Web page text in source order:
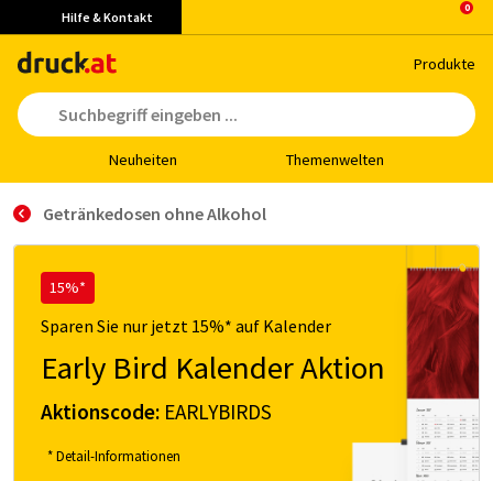
Hilfe & Kontakt
Pro­duk­te
Neu­hei­ten The­men­wel­ten
Getränkedosen ohne Alkohol
15%*
Sparen Sie nur jetzt 15%* auf Kalender
Early Bird Kalender Aktion
Aktionscode: EARLYBIRDS
* Detail-Informationen